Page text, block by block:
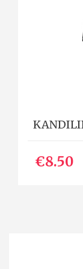
€8.50